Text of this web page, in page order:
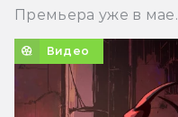
Премьера уже в мае.
Видео